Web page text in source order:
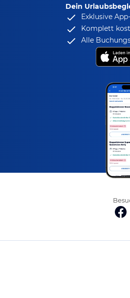
Dein
Exklusive
Komplett
Alle